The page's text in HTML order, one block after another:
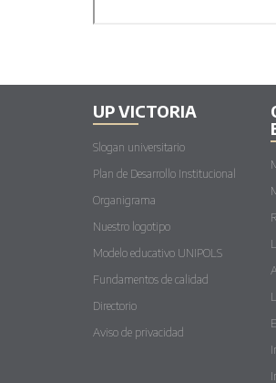
UP VICTORIA
Slogan universitario
Plan de Desarrollo Institucional
Organigrama
Nuestro logotipo
Modelo educativo UNIPOLS
Fundamentos de calidad
Directorio
Aviso de privacidad